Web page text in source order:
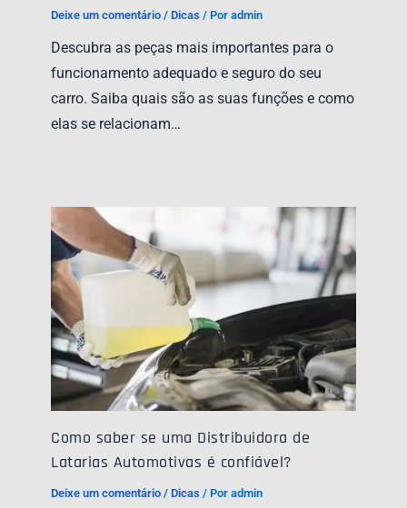
Deixe um comentário / Dicas / Por admin
Descubra as peças mais importantes para o
funcionamento adequado e seguro do seu
carro. Saiba quais são as suas funções e como
elas se relacionam…
Como saber se uma Distribuidora de
Latarias Automotivas é confiável?
Deixe um comentário / Dicas / Por admin